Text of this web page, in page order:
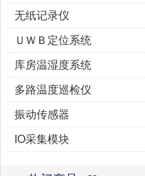
无纸记录仪
ＵＷＢ定位系统
库房温湿度系统
多路温度巡检仪
振动传感器
IO采集模块